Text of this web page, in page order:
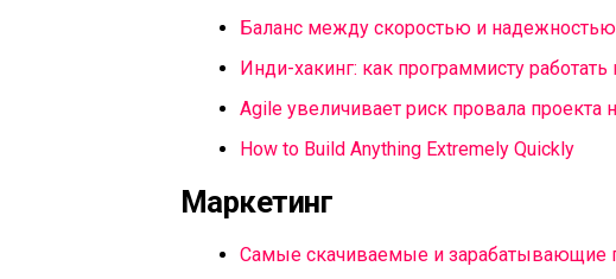
Баланс между скоростью и
Инди-хакинг: как программисту
Agile увеличивает риск провала проекта
How to Build Anything Extremely Quickly
Маркетинг
Самые скачиваемые и зарабатывающие